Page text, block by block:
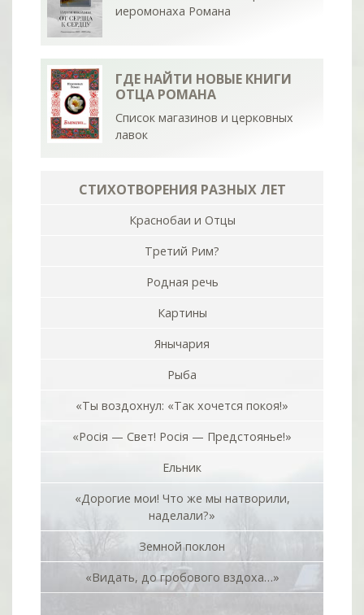
иеромонаха Романа
ГДЕ НАЙТИ НОВЫЕ КНИГИ
ОТЦА РОМАНА
Список магазинов и церковных
лавок
СТИХОТВОРЕНИЯ РАЗНЫХ ЛЕТ
Краснобаи и Отцы
Третий Рим?
Родная речь
Картины
Янычария
Рыба
«Ты воздохнул: «Так хочется покоя!»
«Росiя — Свет! Росiя — Предстоянье!»
Ельник
«Дорогие мои! Что же мы натворили,
наделали?»
Земной поклон
«Видать, до гробового вздоха…»